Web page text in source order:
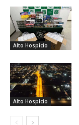
Alto Hospicio
Alto Hospicio